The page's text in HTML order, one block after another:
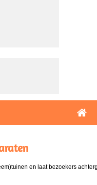
en laat bezoekers